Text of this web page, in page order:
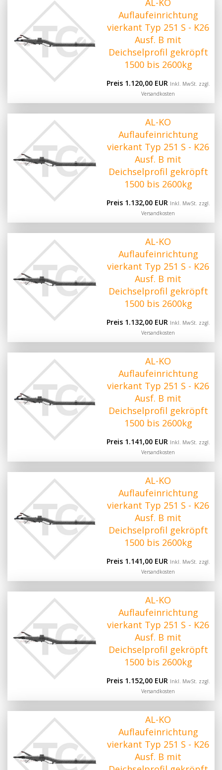
AL-KO
Auflaufeinrichtung
vierkant Typ 251 S - K26
Ausf. B mit
Deichselprofil gekröpft
1500 bis 2600kg
Preis 1.120,00 EUR Inkl. MwSt. zzgl.
Versandkosten
AL-KO
Auflaufeinrichtung
vierkant Typ 251 S - K26
Ausf. B mit
Deichselprofil gekröpft
1500 bis 2600kg
Preis 1.132,00 EUR Inkl. MwSt. zzgl.
Versandkosten
AL-KO
Auflaufeinrichtung
vierkant Typ 251 S - K26
Ausf. B mit
Deichselprofil gekröpft
1500 bis 2600kg
Preis 1.132,00 EUR Inkl. MwSt. zzgl.
Versandkosten
AL-KO
Auflaufeinrichtung
vierkant Typ 251 S - K26
Ausf. B mit
Deichselprofil gekröpft
1500 bis 2600kg
Preis 1.141,00 EUR Inkl. MwSt. zzgl.
Versandkosten
AL-KO
Auflaufeinrichtung
vierkant Typ 251 S - K26
Ausf. B mit
Deichselprofil gekröpft
1500 bis 2600kg
Preis 1.141,00 EUR Inkl. MwSt. zzgl.
Versandkosten
AL-KO
Auflaufeinrichtung
vierkant Typ 251 S - K26
Ausf. B mit
Deichselprofil gekröpft
1500 bis 2600kg
Preis 1.152,00 EUR Inkl. MwSt. zzgl.
Versandkosten
AL-KO
Auflaufeinrichtung
vierkant Typ 251 S - K26
Ausf. B mit